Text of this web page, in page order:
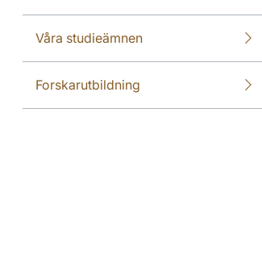
Våra studieämnen
Forskarutbildning